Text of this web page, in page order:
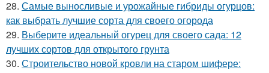
28. Самые выносливые и урожайные гибриды огурцов:
как выбрать лучшие сорта для своего огорода
29. Выберите идеальный огурец для своего сада: 12
лучших сортов для открытого грунта
30. Строительство новой кровли на старом шифере: